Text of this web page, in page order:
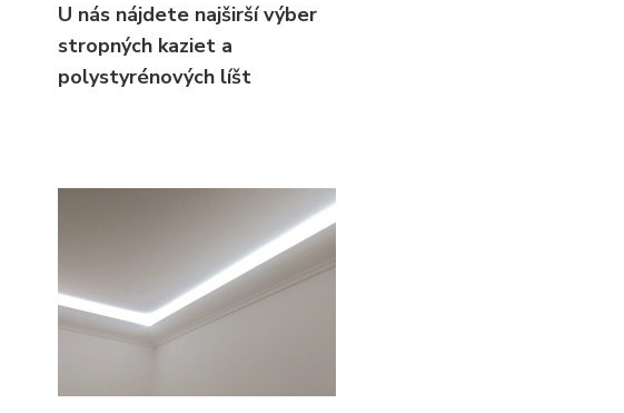
U nás nájdete najširší výber
stropných kaziet a
polystyrénových líšt